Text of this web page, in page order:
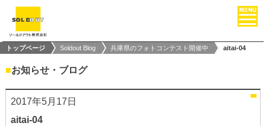
トップページ Soldout Blog 兵庫県のフォトコンテスト開催中 aitai-04
■お知らせ・ブログ
2017年5月17日
aitai-04